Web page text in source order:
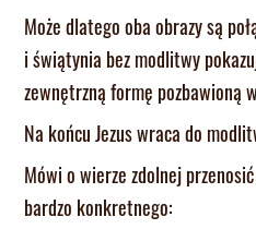
Może dlatego oba obrazy są
i świątynia bez modlitwy
zewnętrzną formę pozbawioną
Na końcu Jezus wraca do
Mówi o wierze zdolnej
bardzo konkretnego: